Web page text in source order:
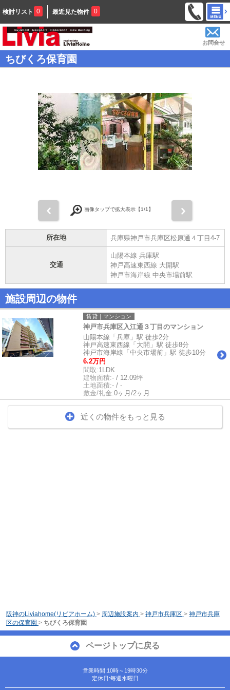
検討リスト 0 最近見た物件 0
お問合せ
ちびくろ保育園
画像タップで拡大表示【1/1】
所在地 兵庫県神戸市兵庫区松原通４丁目4-7
交通
山陽本線 兵庫駅
神戸高速東西線 大開駅
神戸市海岸線 中央市場前駅
施設周辺の物件
賃貸｜マンション
神戸市兵庫区入江通３丁目のマンション
山陽本線「兵庫」駅 徒歩2分
神戸高速東西線「大開」駅 徒歩8分
神戸市海岸線「中央市場前」駅 徒歩10分
6.2万円
間取:1LDK
建物面積:- / 12.09坪
土地面積:- / -
敷金/礼金:0ヶ月/2ヶ月
近くの物件をもっと見る
阪神のLiviahome(リビアホーム) > 周辺施設案内 > 神戸市兵庫区 > 神戸市兵庫
区の保育園 > ちびくろ保育園
ページトップに戻る
営業時間:10時～19時30分
定休日:毎週水曜日